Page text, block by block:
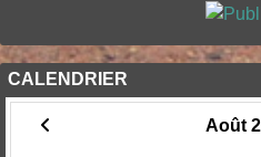
CALENDRIER
Août